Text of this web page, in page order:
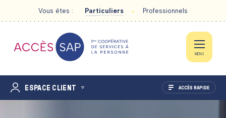
Vous êtes : Particuliers Professionnels
MENU
ESPACE CLIENT ACCÈS RAPIDE